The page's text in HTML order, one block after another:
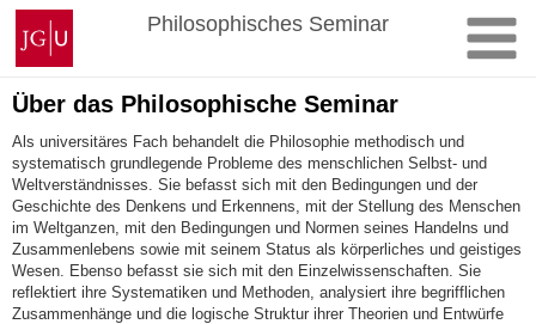
Zum
Inhalt
springen
Johannes
Gutenberg-
Universität
Mainz
Philosophisches Seminar
Über das Philosophische Seminar
Als universitäres Fach behandelt die Philosophie methodisch und
systematisch grundlegende Probleme des menschlichen Selbst- und
Weltverständnisses. Sie befasst sich mit den Bedingungen und der
Geschichte des Denkens und Erkennens, mit der Stellung des Menschen
im Weltganzen, mit den Bedingungen und Normen seines Handelns und
Zusammenlebens sowie mit seinem Status als körperliches und geistiges
Wesen. Ebenso befasst sie sich mit den Einzelwissenschaften. Sie
reflektiert ihre Systematiken und Methoden, analysiert ihre begrifflichen
Zusammenhänge und die logische Struktur ihrer Theorien und Entwürfe